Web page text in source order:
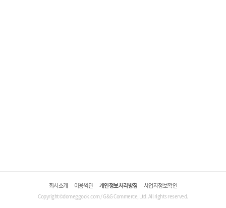
회사소개 이용약관 개인정보처리방침 사업자정보확인
Copyright©domeggook.com / G&G Commerce, Ltd. All rights reserved.